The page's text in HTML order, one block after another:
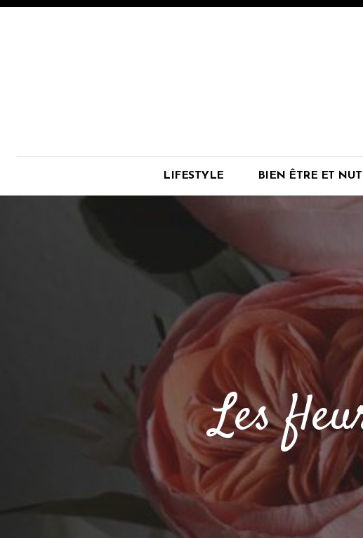
LIFESTYLE BIEN ÊTRE ET
Les